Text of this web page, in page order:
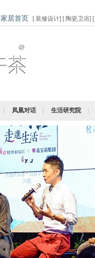
家居首页 [装修设计] [ 陶瓷卫浴] [
凤凰对话 生活研究院